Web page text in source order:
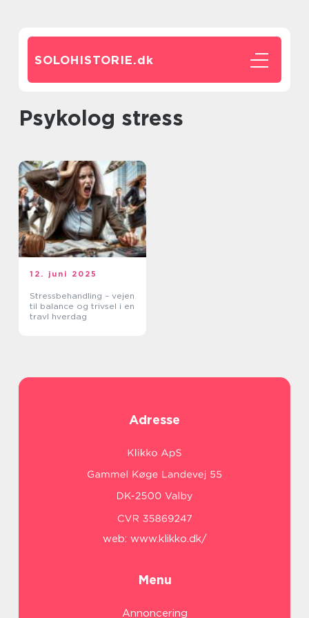
SOLOHISTORIE.dk
psykolog stress
12. juni 2025
Stressbehandling – vejen
til balance og trivsel i en
travl hverdag
Adresse
web: www.klikko.dk/
Menu
Annoncering